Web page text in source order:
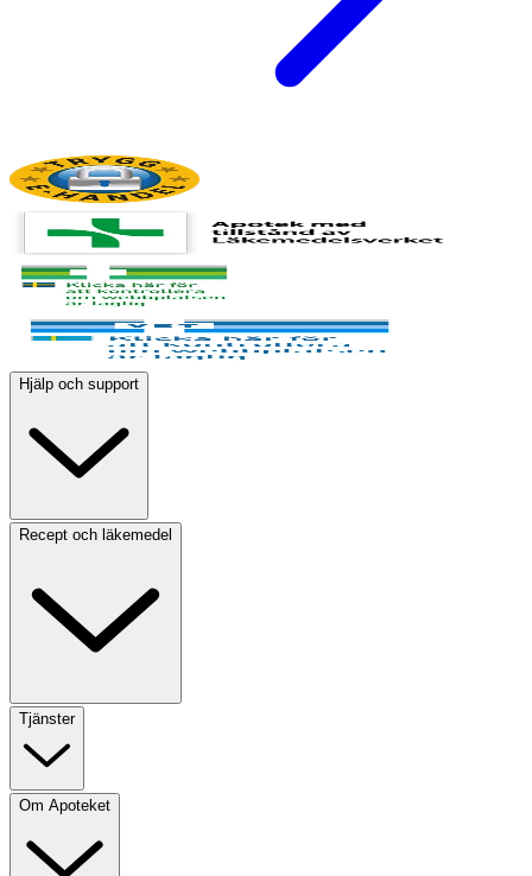
Hjälp och support
Recept och läkemedel
Tjänster
Om Apoteket